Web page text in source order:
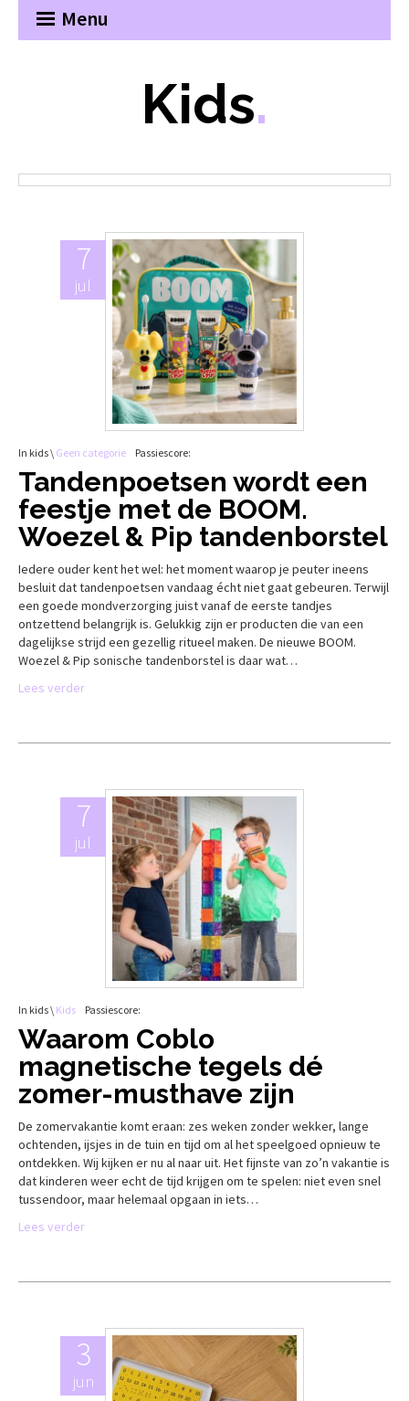
Menu
Kids.
7
jul
In kids \ Geen categorie Passiescore:
Tandenpoetsen wordt een
feestje met de BOOM.
Woezel & Pip tandenborstel
Iedere ouder kent het wel: het moment waarop je peuter ineens
besluit dat tandenpoetsen vandaag écht niet gaat gebeuren. Terwijl
een goede mondverzorging juist vanaf de eerste tandjes
ontzettend belangrijk is. Gelukkig zijn er producten die van een
dagelijkse strijd een gezellig ritueel maken. De nieuwe BOOM.
Woezel & Pip sonische tandenborstel is daar wat…
Lees verder
7
jul
In kids \ Kids Passiescore:
Waarom Coblo
magnetische tegels dé
zomer-musthave zijn
De zomervakantie komt eraan: zes weken zonder wekker, lange
ochtenden, ijsjes in de tuin en tijd om al het speelgoed opnieuw te
ontdekken. Wij kijken er nu al naar uit. Het fijnste van zo’n vakantie is
dat kinderen weer echt de tijd krijgen om te spelen: niet even snel
tussendoor, maar helemaal opgaan in iets…
Lees verder
3
jun